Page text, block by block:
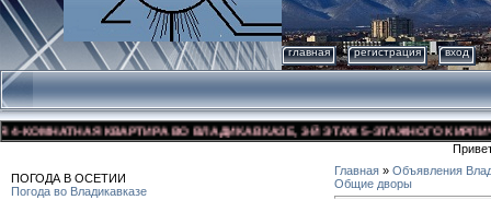
главная регистрация вход
КВАРТИРА ВО ВЛАДИКАВКАЗЕ, 3-Й ЭТАЖ 5-ЭТАЖНОГО
ПОГОДА В ОСЕТИИ
Погода во Владикавказе
Главная » Объявления
Общие дворы